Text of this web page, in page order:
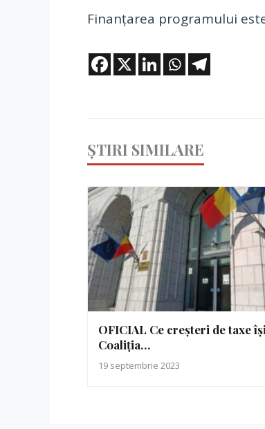
Finanțarea programului
ȘTIRI SIMILARE
OFICIAL Ce creșteri de taxe
Coaliția…
19 septembrie 2023